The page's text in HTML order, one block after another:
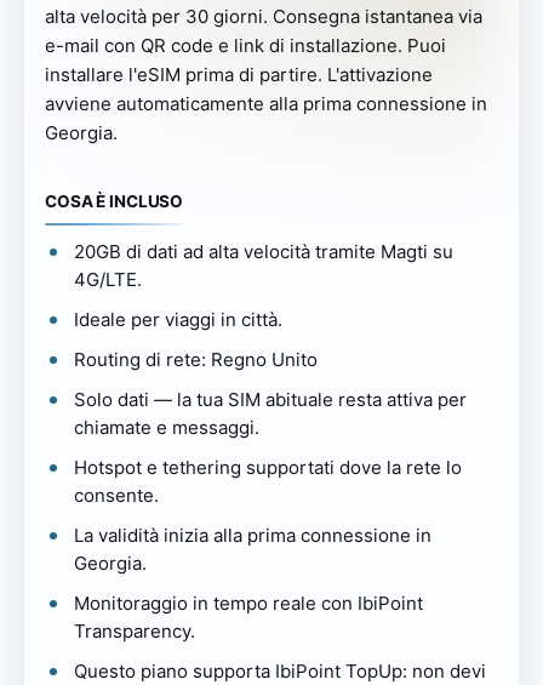
alta velocità per 30 giorni. Consegna istantanea via
e-mail con QR code e link di installazione. Puoi
installare l'eSIM prima di partire. L'attivazione
avviene automaticamente alla prima connessione in
Georgia.
COSA È INCLUSO
20GB di dati ad alta velocità tramite Magti su
4G/LTE.
Ideale per viaggi in città.
Routing di rete: Regno Unito
Solo dati — la tua SIM abituale resta attiva per
chiamate e messaggi.
Hotspot e tethering supportati dove la rete lo
consente.
La validità inizia alla prima connessione in
Georgia.
Monitoraggio in tempo reale con IbiPoint
Transparency.
Questo piano supporta IbiPoint TopUp: non devi